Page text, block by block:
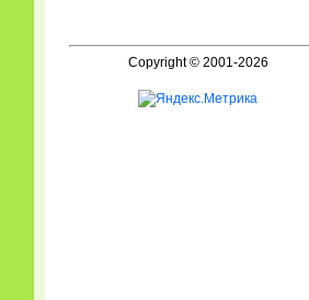
Copyright © 2001-2026